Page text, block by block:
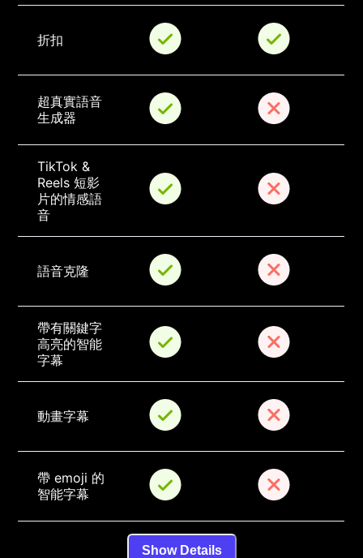
折扣
超真實語音
生成器
TikTok &
Reels 短影
片的情感語
音
語音克隆
帶有關鍵字
高亮的智能
字幕
動畫字幕
帶 emoji 的
智能字幕
Show Details